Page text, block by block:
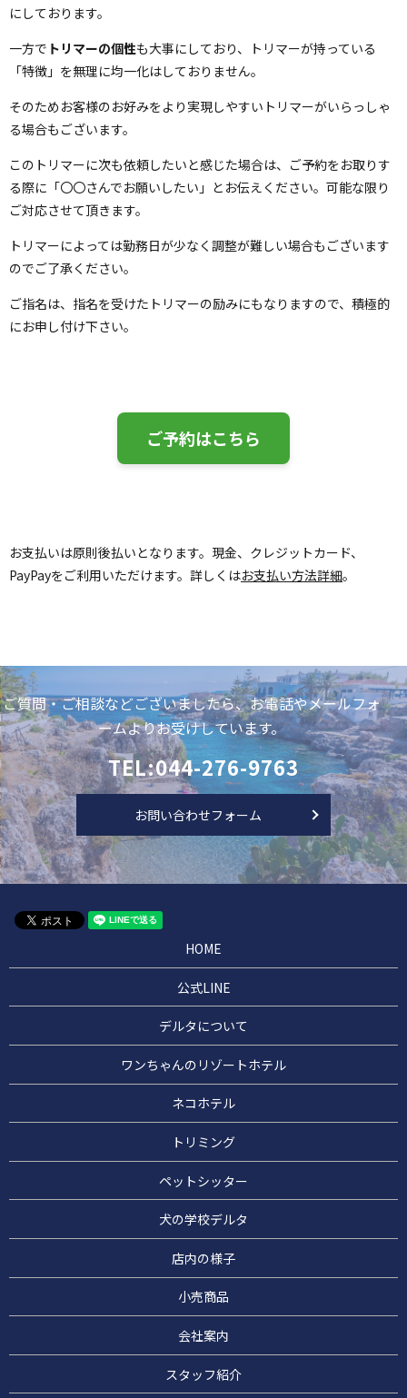
にしております。
一方で トリマーの個性も大事にしており、トリマーが持っている
「特徴」を無理に均一化はしておりません。
そのためお客様のお好みをより実現しやすいトリマーがいらっしゃ
る場合もございます。
このトリマーに次も依頼したいと感じた場合は、ご予約をお取りす
る際に「〇〇さんでお願いしたい」とお伝えください。可能な限り
ご対応させて頂きます。
トリマーによっては勤務日が少なく調整が難しい場合もございます
のでご了承ください。
ご指名は、指名を受けたトリマーの励みにもなりますので、積極的
にお申し付け下さい。
ご予約はこちら
お支払いは原則後払いとなります。現金、クレジットカード、
PayPayをご利用いただけます。詳しくはお支払い方法詳細。
ご質問・ご相談などございましたら、お電話やメールフォ
ームよりお受けしています。
TEL:044-276-9763
お問い合わせフォーム
HOME
公式LINE
デルタについて
ワンちゃんのリゾートホテル
ネコホテル
トリミング
ペットシッター
犬の学校デルタ
店内の様子
小売商品
会社案内
スタッフ紹介